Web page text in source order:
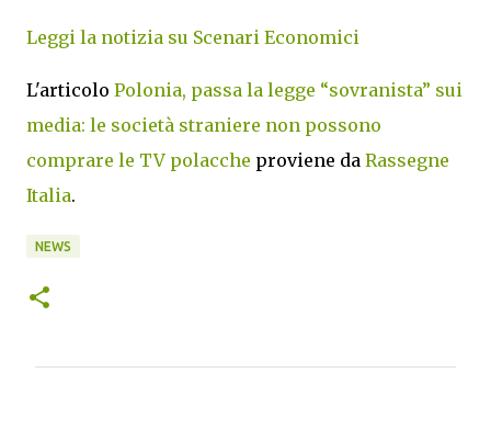
Leggi la notizia su Scenari Economici
L'articolo Polonia, passa la legge “sovranista” sui
media: le società straniere non possono
comprare le TV polacche proviene da Rassegne
Italia.
NEWS